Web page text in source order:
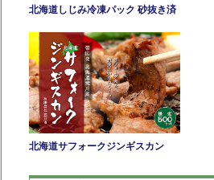
北海道しじみ冷凍パック 砂抜き済
北海道サフォークジンギスカン